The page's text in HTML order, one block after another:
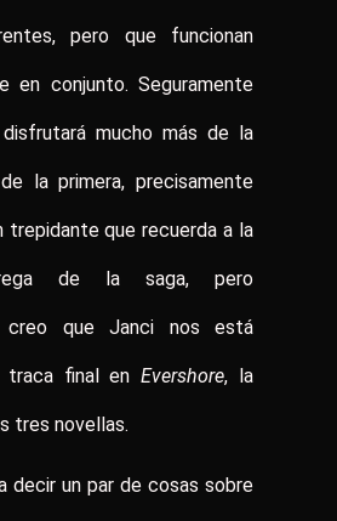
pero que funcionan
en conjunto. Seguramente
mucho más de la
la primera, precisamente
trepidante que recuerda a la
de la saga, pero
creo que Janci nos está
traca final enEvershore, la
tres novellas.
decir un par de cosas sobre